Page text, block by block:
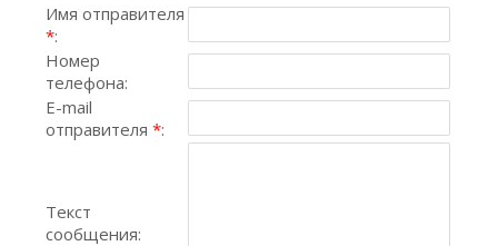
Имя отправителя
*:
Номер
телефона:
E-mail
отправителя *:
Текст
сообщения: